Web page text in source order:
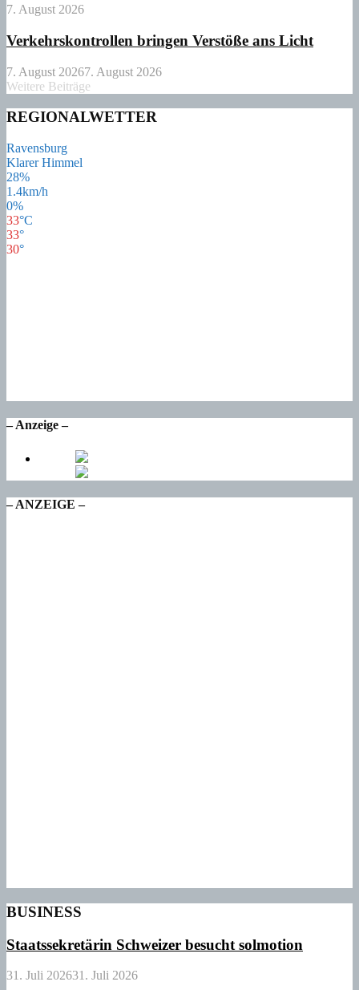
7. August 2026
Verkehrskontrollen bringen Verstöße ans Licht
7. August 20267. August 2026
Weitere Beiträge
REGIONALWETTER
Ravensburg
Klarer Himmel
28%
1.4km/h
0%
33°C
33°
30°
– Anzeige –
– ANZEIGE –
BUSINESS
Staatssekretärin Schweizer besucht solmotion
31. Juli 202631. Juli 2026